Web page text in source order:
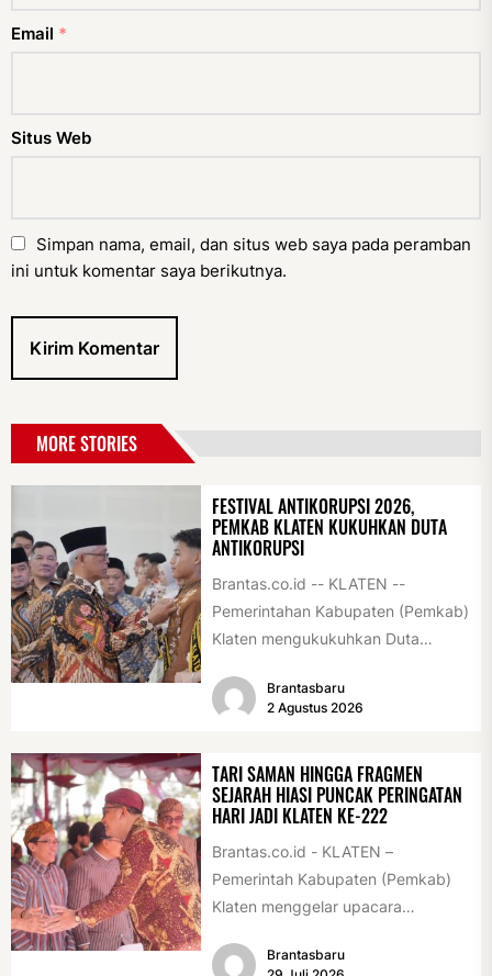
Email *
Situs Web
Simpan nama, email, dan situs web saya pada peramban
ini untuk komentar saya berikutnya.
MORE STORIES
FESTIVAL ANTIKORUPSI 2026,
PEMKAB KLATEN KUKUHKAN DUTA
ANTIKORUPSI
Brantas.co.id -- KLATEN --
Pemerintahan Kabupaten (Pemkab)
Klaten mengukukuhkan Duta
pelajar dan pemuda. Pengukuhan
tersebut digelar...
Brantasbaru
2 Agustus 2026
TARI SAMAN HINGGA FRAGMEN
SEJARAH HIASI PUNCAK PERINGATAN
HARI JADI KLATEN KE-222
Brantas.co.id - KLATEN –
Pemerintah Kabupaten (Pemkab)
Klaten menggelar upacara
di Alun-alun Klaten, Selasa
Brantasbaru